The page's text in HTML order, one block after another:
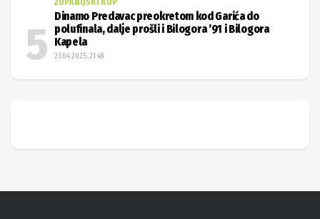
ŽUPANIJSKI KUP
Dinamo Predavac preokretom kod Garića do
polufinala, dalje prošli i Bilogora ’91 i Bilogora
Kapela
23.04.2025. 21:48